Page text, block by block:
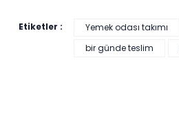
Etiketler : Yemek odası takımı
bir günde teslim